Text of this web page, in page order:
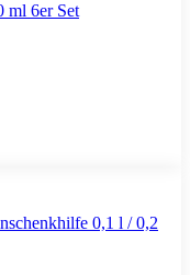
ml 6er Set
0,1 l / 0,2